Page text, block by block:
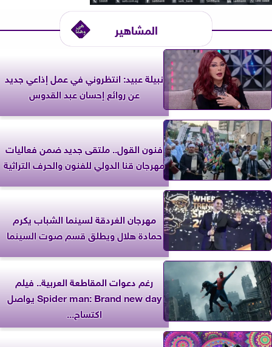
المشاهير
نبيلة عبيد: انتظروني في عمل إذاعي جديد
عن روائع إحسان عبد القدوس
فنون القول.. ملتقى جديد ضمن فعاليات
مهرجان قنا الدولي للفنون والحرف التراثية
مهرجان الغردقة لسينما الشباب يكرم
حمادة هلال ويطلق قسم صوت السينما
رغم دعوات المقاطعة العربية.. فيلم
Spider man: Brand new day يواصل
اكتساح...